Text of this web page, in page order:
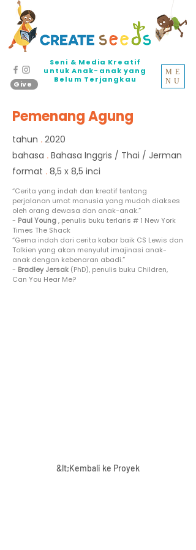
ME
NU
Seni & Media Kreatif
untuk Anak-anak yang
Belum Terjangkau
Give
Pemenang Agung
tahun . 2020
bahasa . Bahasa Inggris / Thai / Jerman
format . 8,5 x 8,5 inci
“Cerita yang indah dan kreatif tentang
perjalanan umat manusia yang mudah diakses
oleh orang dewasa dan anak-anak.”
- Paul Young, penulis buku terlaris # 1 New York
Times The Shack
“Gema indah dari cerita kabar baik CS Lewis dan
Tolkien yang akan menyulut imajinasi anak-
anak dengan kebenaran abadi.”
- Bradley Jersak (PhD), penulis buku Children,
Can You Hear Me?
&lt;Kembali ke Proyek